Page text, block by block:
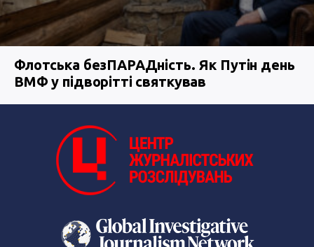
Флотська безПАРАДність. Як Путін день
ВМФ у підворітті святкував